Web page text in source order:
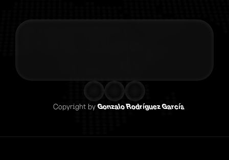
Copyright by Gonzalo Rodríguez García